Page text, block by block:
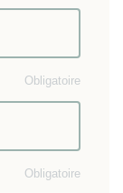
Obligatoire
Obligatoire